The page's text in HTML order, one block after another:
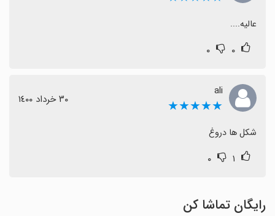
عالیه....
۰ ۰
ali
★★★★★ ٣٠ خرداد ١٤٠٠
شکل ها دروغ
۱ ۰
رایگان تماشا کن